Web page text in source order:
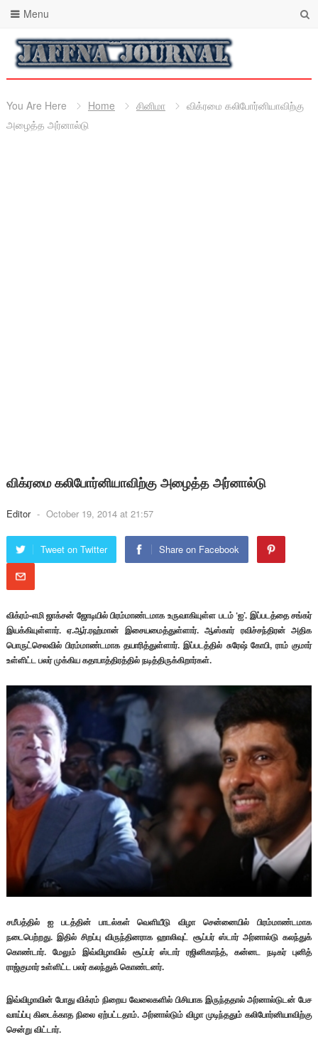
Menu
You Are Here Home சினிமா
விக்ரமை கலிபோர்னியாவிற்கு
அழைத்த அர்னால்டு
விக்ரமை கலிபோர்னியாவிற்கு அழைத்த அர்னால்டு
Editor - October 19, 2014 at 21:57
Tweet on Twitter Share on Facebook
விக்ரம்-எமி ஜாக்சன் ஜோடியில் பிரம்மாண்டமாக உருவாகியுள்ள படம் ‘ஐ’. இப்படத்தை சங்கர்
இயக்கியுள்ளார்.ஏ.ஆர்.ரஹ்மான் இசையமைத்துள்ளார். ஆஸ்கார் ரவிச்சந்திரன் அதிக
பொருட்செலவில் பிரம்மாண்டமாக தயாரித்துள்ளார். இப்படத்தில் சுரேஷ் கோபி, ராம் குமார்
உள்ளிட்ட பலர் முக்கிய கதாபாத்திரத்தில் நடித்திருக்கிறார்கள்.
சமீபத்தில் ஐ படத்தின் பாடல்கள் வெளியீடு விழா சென்னையில் பிரம்மாண்டமாக
நடைபெற்றது. இதில் சிறப்பு விருந்தினராக ஹாலிவுட் சூப்பர் ஸ்டார் அர்னால்டு கலந்துக்
கொண்டார். மேலும் இவ்விழாவில் சூப்பர் ஸ்டார் ரஜினிகாந்த், கன்னட நடிகர் புனித்
ராஜ்குமார் உள்ளிட்ட பலர் கலந்துக் கொண்டனர்.
இவ்விழாவின் போது விக்ரம் நிறைய வேலைகளில் பிசியாக இருந்ததால் அர்னால்டுடன் பேச
வாய்ப்பு கிடைக்காத நிலை ஏற்பட்டதாம். அர்னால்டும் விழா முடிந்ததும் கலிபோர்னியாவிற்கு
சென்று விட்டார்.